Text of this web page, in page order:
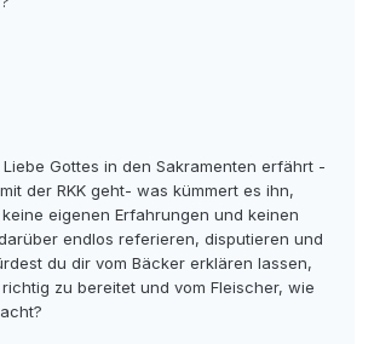
Gottes in den Sakramenten erfährt -
der RKK geht- was kümmert es ihn,
eigenen Erfahrungen und keinen
endlos referieren, disputieren und
du dir vom Bäcker erklären lassen,
zu bereitet und vom Fleischer, wie